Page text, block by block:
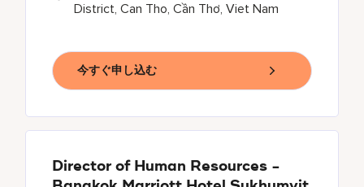
District, Can Tho, Cần Thơ, Viet Nam
今すぐ申し込む
Director of Human Resources -